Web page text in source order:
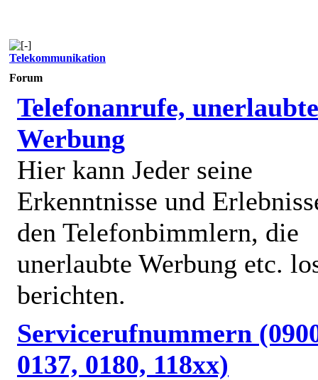
Telekommunikation
Forum
Telefonanrufe, unerlaubte
Werbung
Hier kann Jeder seine
Erkenntnisse und
den Telefonbimmlern, die
unerlaubte Werbung etc.
berichten.
Servicerufnummern
0137, 0180, 118xx)